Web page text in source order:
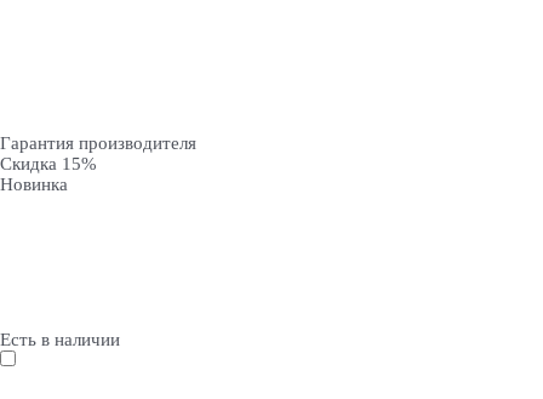
Гарантия производителя
Скидка 15%
Новинка
Есть в наличии